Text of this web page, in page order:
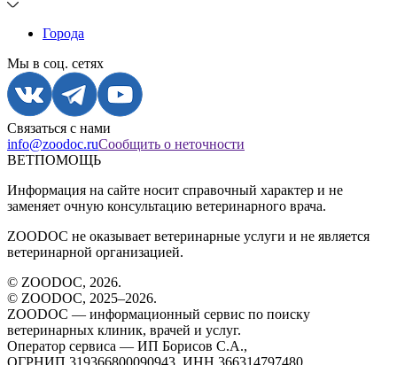
Города
Мы в соц. сетях
Связаться с нами
info@zoodoc.ruСообщить о неточности
ВЕТПОМОЩЬ
Информация на сайте носит справочный характер и не
заменяет очную консультацию ветеринарного врача.
ZOODOC не оказывает ветеринарные услуги и не является
ветеринарной организацией.
© ZOODOC, 2026.
© ZOODOC, 2025–2026.
ZOODOC — информационный сервис по поиску
ветеринарных клиник, врачей и услуг.
Оператор сервиса — ИП Борисов С.А.,
ОГРНИП 319366800090943, ИНН 366314797480.